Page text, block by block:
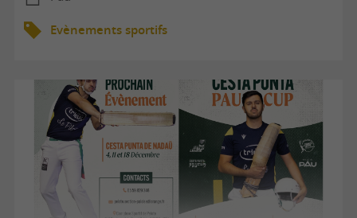
Evènements sportifs